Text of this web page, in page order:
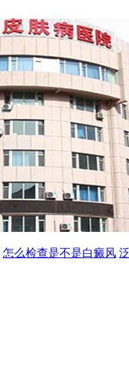
怎么检查是不是白癜风